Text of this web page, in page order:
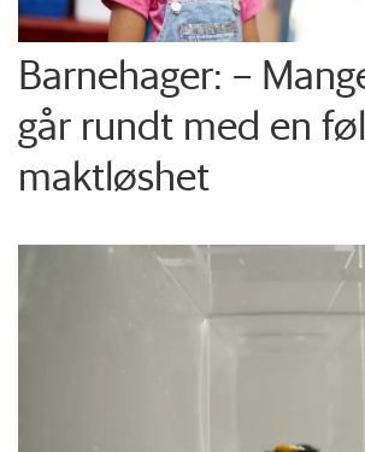
Barnehager: –
går rundt med en
maktløshet